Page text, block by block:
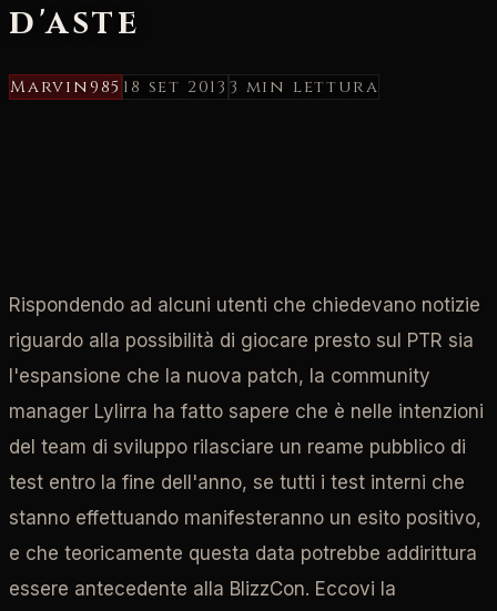
d'aste
Marvin985 18 set 2013 3 min lettura
Rispondendo ad alcuni utenti che chiedevano notizie
riguardo alla possibilità di giocare presto sul PTR sia
l'espansione che la nuova patch, la community
manager Lylirra ha fatto sapere che è nelle intenzioni
del team di sviluppo rilasciare un reame pubblico di
test entro la fine dell'anno, se tutti i test interni che
stanno effettuando manifesteranno un esito positivo,
e che teoricamente questa data potrebbe addirittura
essere antecedente alla BlizzCon. Eccovi la